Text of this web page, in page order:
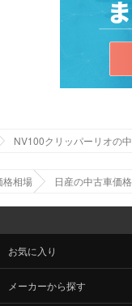
NV100クリッパーリオの
格相場 日産の中古車価
お気に入り
メーカーから探す